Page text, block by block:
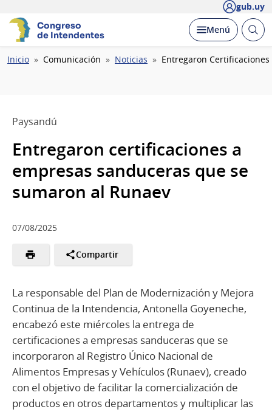
gub.uy
Congreso
de Intendentes
Desplegar
Menú Abrir
Ruta
Inicio Comunicación Noticias Entregaron Certificaciones
Paysandú
Entregaron certificaciones a
empresas sanduceras que se
sumaron al Runaev
07/08/2025
Compartir
La responsable del Plan de Modernización y Mejora
Continua de la Intendencia, Antonella Goyeneche,
encabezó este miércoles la entrega de
certificaciones a empresas sanduceras que se
incorporaron al Registro Único Nacional de
Alimentos Empresas y Vehículos (Runaev), creado
con el objetivo de facilitar la comercialización de
productos en otros departamentos y multiplicar las